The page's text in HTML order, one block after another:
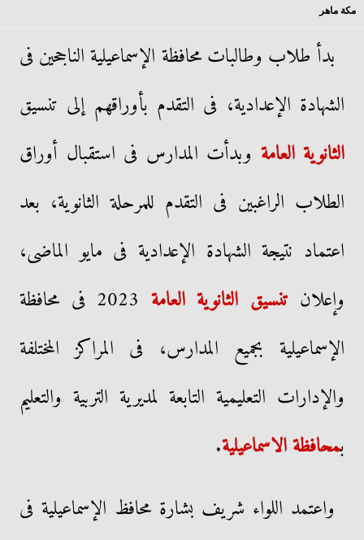
مكة ماهر
بدأ طلاب وطالبات محافظة الإسماعيلية الناجحين فى
الشهادة الإعدادية، فى التقدم بأوراقهم إلى تنسيق
الثانوية العامة وبدأت المدارس فى استقبال أوراق
الطلاب الراغبين فى التقدم للمرحلة الثانوية، بعد
اعتماد نتيجة الشهادة الإعدادية فى مايو الماضى،
وإعلانتنسيق الثانوية العامة
2023 فى محافظة
الإسماعيلية بجميع المدارس، فى المراكز المختلفة
والإدارات التعليمية التابعة لمديرية التربية والتعليم
بمحافظة الاسماعيلية.
واعتمد اللواء شريف بشارة محافظ الإسماعيلية فى